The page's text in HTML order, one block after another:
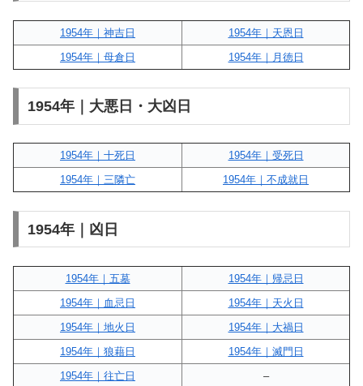
1954年｜神吉日
1954年｜天恩日
1954年｜母倉日
1954年｜月徳日
1954年｜大悪日・大凶日
1954年｜十死日
1954年｜受死日
1954年｜三隣亡
1954年｜不成就日
1954年｜凶日
1954年｜五墓
1954年｜帰忌日
1954年｜血忌日
1954年｜天火日
1954年｜地火日
1954年｜大禍日
1954年｜狼藉日
1954年｜滅門日
1954年｜往亡日
–